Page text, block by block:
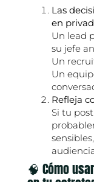
Las
en
Un lead
su jefe
Un
Un
Refleja
Si tu
🧠 Cómo